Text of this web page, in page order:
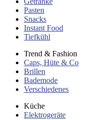
Pasten
Snacks
Instant Food
Tiefkühl
Trend & Fashion
Caps, Hüte & Co
Brillen
Bademode
Verschiedenes
Küche
Elektrogeräte